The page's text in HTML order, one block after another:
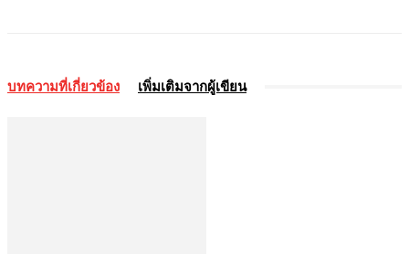
บทความที่เกี่ยวข้อง เพิ่มเติมจากผู้เขียน